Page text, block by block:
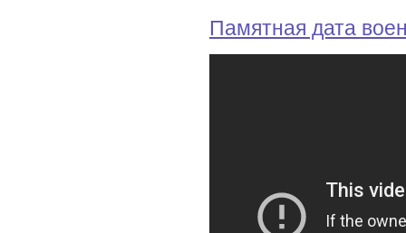
Памятная дата